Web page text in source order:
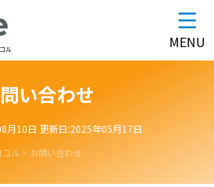
ル MENU
い合わせ
月10日 更新日:2025年05月17日
コル > お問い合わせ